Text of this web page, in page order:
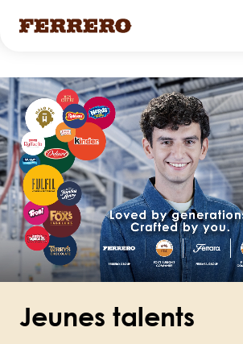
to
main
content
Jeunes talents